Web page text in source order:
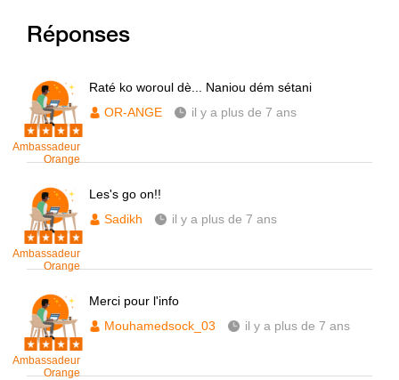
Réponses
Ambassadeur
Orange
Raté ko woroul dè... Naniou dém sétani
OR-ANGE
il y a plus de 7 ans
Ambassadeur
Orange
Les's go on!!
Sadikh
il y a plus de 7 ans
Ambassadeur
Orange
Merci pour l'info
Mouhamedsock_03
il y a plus de 7 ans